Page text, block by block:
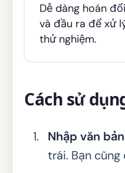
Dễ dàng hoán
và đầu ra để xử
thử nghiệm.
Cách sử
Nhập văn
trái. Bạn